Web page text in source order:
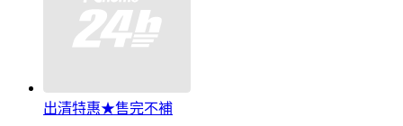
出清特惠★售完不補